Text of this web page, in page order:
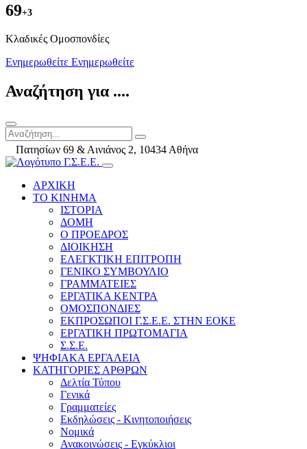
69+3
Kλαδικές Ομοσπονδίες
Ενημερωθείτε Ενημερωθείτε
Αναζήτηση για ....
Πατησίων 69 & Αινιάνος 2, 10434 Αθήνα
ΑΡΧΙΚΗ
ΤΟ ΚΙΝΗΜΑ
ΙΣΤΟΡΙΑ
ΔΟΜΗ
Ο ΠΡΟΕΔΡΟΣ
ΔΙΟΙΚΗΣΗ
ΕΛΕΓΚΤΙΚΗ ΕΠΙΤΡΟΠΗ
ΓΕΝΙΚΟ ΣΥΜΒΟΥΛΙΟ
ΓΡΑΜΜΑΤΕΙΕΣ
ΕΡΓΑΤΙΚΑ ΚΕΝΤΡΑ
ΟΜΟΣΠΟΝΔΙΕΣ
ΕΚΠΡΟΣΩΠΟΙ Γ.Σ.Ε.Ε. ΣΤΗΝ ΕΟΚΕ
ΕΡΓΑΤΙΚΗ ΠΡΩΤΟΜΑΓΙΑ
Σ.Σ.Ε.
ΨΗΦΙΑΚΑ ΕΡΓΑΛΕΙΑ
ΚΑΤΗΓΟΡΙΕΣ ΑΡΘΡΩΝ
Δελτία Τύπου
Γενικά
Γραμματείες
Εκδηλώσεις - Κινητοποιήσεις
Νομικά
Ανακοινώσεις - Εγκύκλιοι